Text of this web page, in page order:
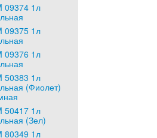
09374 1л
09375 1л
09376 1л
50383 1л
(Фиолет)
50417 1л
(Зел)
80349 1л